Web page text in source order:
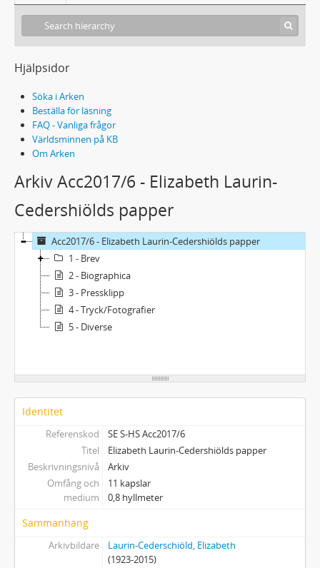
Hjälpsidor
Söka i Arken
Beställa för läsning
FAQ - Vanliga frågor
Världsminnen på KB
Om Arken
Arkiv Acc2017/6 - Elizabeth Laurin-
Cedershiölds papper
Acc2017/6 - Elizabeth Laurin-Cedershiölds papper
1 - Brev
2 - Biographica
3 - Pressklipp
4 - Tryck/Fotografier
5 - Diverse
Identitet
Referenskod
SE S-HS Acc2017/6
Titel
Elizabeth Laurin-Cedershiölds papper
Beskrivningsnivå
Arkiv
Omfång och
medium
11 kapslar
0,8 hyllmeter
Sammanhang
Arkivbildare
Laurin-Cederschiöld, Elizabeth
(1923-2015)